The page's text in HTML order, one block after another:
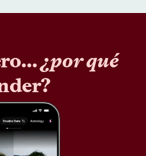
¿por qué